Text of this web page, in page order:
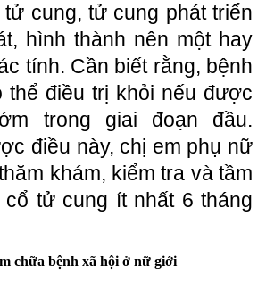
cung, tử cung phát triển
hình thành nên một hay
tính. Cần biết rằng, bệnh
thể điều trị khỏi nếu được
trong giai đoạn đầu.
điều này, chị em phụ nữ
khám, kiểm tra và tầm
tử cung ít nhất 6 tháng
chữa bệnh xã hội ở nữ giới